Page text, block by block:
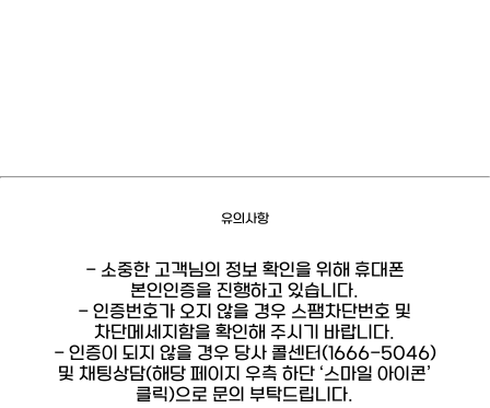
유의사항
- 소중한 고객님의 정보 확인을 위해 휴대폰
본인인증을 진행하고 있습니다.
- 인증번호가 오지 않을 경우 스팸차단번호 및
차단메세지함을 확인해 주시기 바랍니다.
- 인증이 되지 않을 경우 당사 콜센터(1666-5046)
및 채팅상담(해당 페이지 우측 하단 ‘스마일 아이콘’
클릭)으로 문의 부탁드립니다.